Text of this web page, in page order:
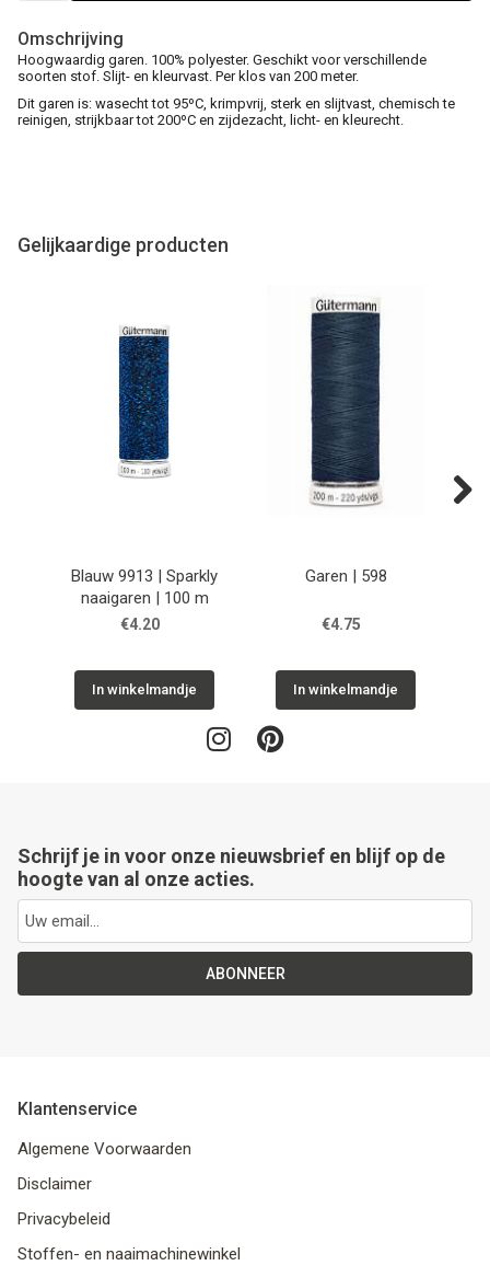
Omschrijving
Hoogwaardig garen. 100% polyester. Geschikt voor verschillende
soorten stof. Slijt- en kleurvast. Per klos van 200 meter.
Dit garen is: wasecht tot 95ºC, krimpvrij, sterk en slijtvast, chemisch te
reinigen, strijkbaar tot 200ºC en zijdezacht, licht- en kleurecht.
Gelijkaardige producten
Blauw 9913 | Sparkly
naaigaren | 100 m
€4.20
In winkelmandje
Garen | 598
€4.75
In winkelmandje
Schrijf je in voor onze nieuwsbrief en blijf op de
hoogte van al onze acties.
ABONNEER
Klantenservice
Algemene Voorwaarden
Disclaimer
Privacybeleid
Stoffen- en naaimachinewinkel